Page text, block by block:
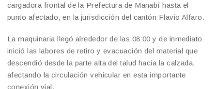
cargadora frontal de la Prefectura de Manabí hasta el
punto afectado, en la jurisdicción del cantón Flavio Alfaro.
La maquinaria llegó alrededor de las 08:00 y de inmediato
inició las labores de retiro y evacuación del material que
descendió desde la parte alta del talud hacia la calzada,
afectando la circulación vehicular en esta importante
conexión vial.